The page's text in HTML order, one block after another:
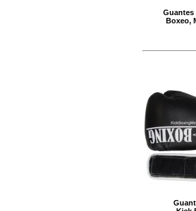
Guantes
Boxeo,